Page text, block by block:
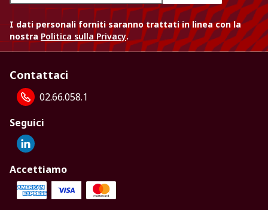
I dati personali forniti saranno trattati in linea con la
nostra Politica sulla Privacy.
Contattaci
02.66.058.1
Seguici
Accettiamo